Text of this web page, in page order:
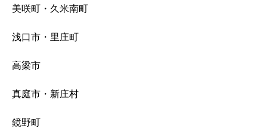
美咲町・久米南町
浅口市・里庄町
高梁市
真庭市・新庄村
鏡野町